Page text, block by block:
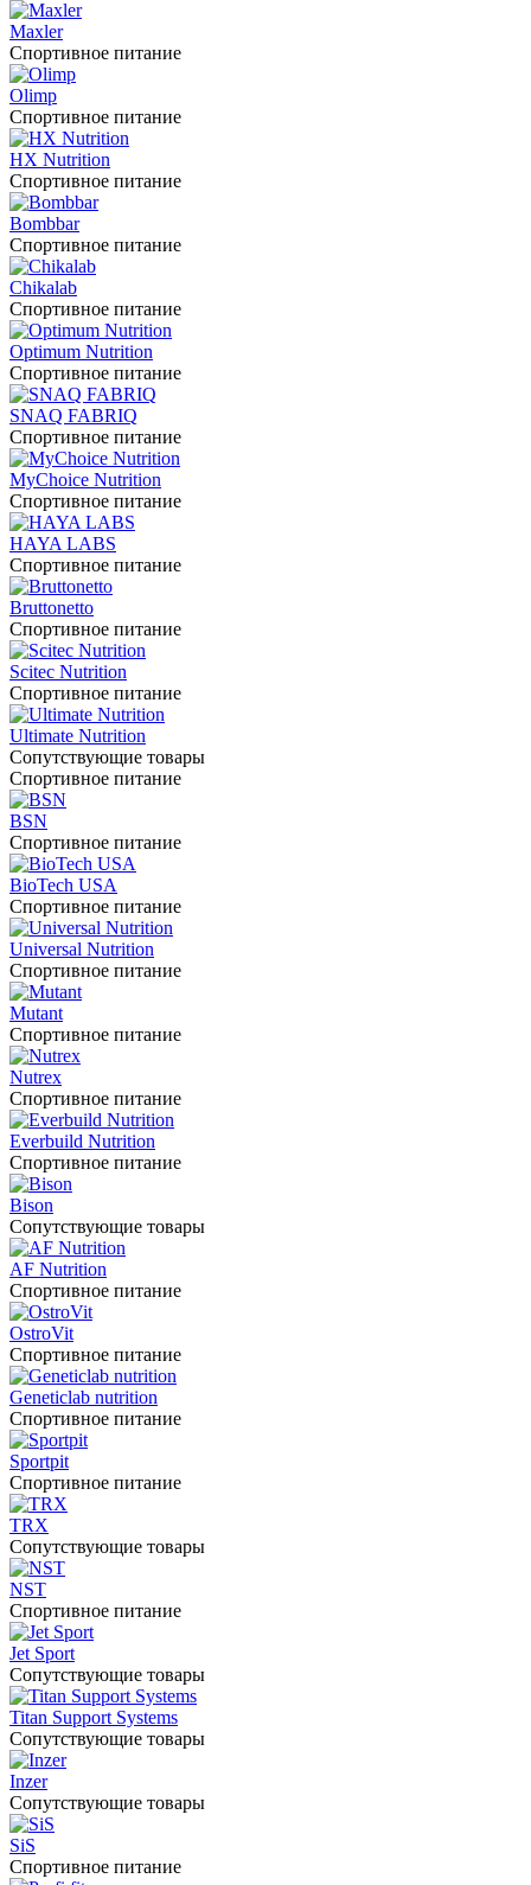
Maxler
Спортивное питание
Olimp
Спортивное питание
HX Nutrition
Спортивное питание
Bombbar
Спортивное питание
Chikalab
Спортивное питание
Optimum Nutrition
Спортивное питание
SNAQ FABRIQ
Спортивное питание
MyChoice Nutrition
Спортивное питание
HAYA LABS
Спортивное питание
Bruttonetto
Спортивное питание
Scitec Nutrition
Спортивное питание
Ultimate Nutrition
Сопутствующие товары
Спортивное питание
BSN
Спортивное питание
BioTech USA
Спортивное питание
Universal Nutrition
Спортивное питание
Mutant
Спортивное питание
Nutrex
Спортивное питание
Everbuild Nutrition
Спортивное питание
Bison
Сопутствующие товары
AF Nutrition
Спортивное питание
OstroVit
Спортивное питание
Geneticlab nutrition
Спортивное питание
Sportpit
Спортивное питание
TRX
Сопутствующие товары
NST
Спортивное питание
Jet Sport
Сопутствующие товары
Titan Support Systems
Сопутствующие товары
Inzer
Сопутствующие товары
SiS
Спортивное питание